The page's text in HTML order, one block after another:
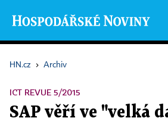
HN.cz › Archiv
ICT REVUE 5/2015
SAP věří ve "velká